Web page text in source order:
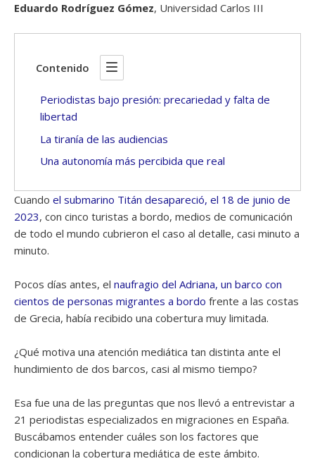
Eduardo Rodríguez Gómez, Universidad Carlos III
Contenido
Periodistas bajo presión: precariedad y falta de
libertad
La tiranía de las audiencias
Una autonomía más percibida que real
Cuando el submarino Titán desapareció, el 18 de junio de
2023, con cinco turistas a bordo, medios de comunicación
de todo el mundo cubrieron el caso al detalle, casi minuto a
minuto.
Pocos días antes, el naufragio del Adriana, un barco con
cientos de personas migrantes a bordo frente a las costas
de Grecia, había recibido una cobertura muy limitada.
¿Qué motiva una atención mediática tan distinta ante el
hundimiento de dos barcos, casi al mismo tiempo?
Esa fue una de las preguntas que nos llevó a entrevistar a
21 periodistas especializados en migraciones en España.
Buscábamos entender cuáles son los factores que
condicionan la cobertura mediática de este ámbito.